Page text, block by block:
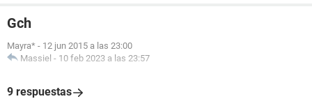
Gch
Mayra* - 12 jun 2015 a las 23:00
Massiel - 10 feb 2023 a las 23:57
9 respuestas